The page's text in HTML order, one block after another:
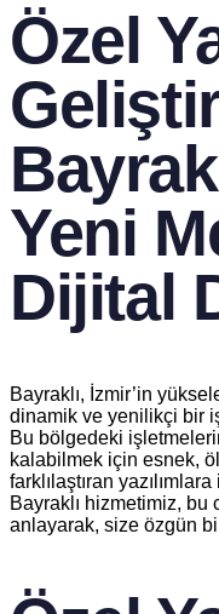
Özel
Yeni
Dijital
Bayraklı, İzmir’in
dinamik ve yenilikçi bir
Bu bölgedeki
kalabilmek için esnek,
farklılaştıran
Bayraklı hizmetimiz, bu
anlayarak, size özgün